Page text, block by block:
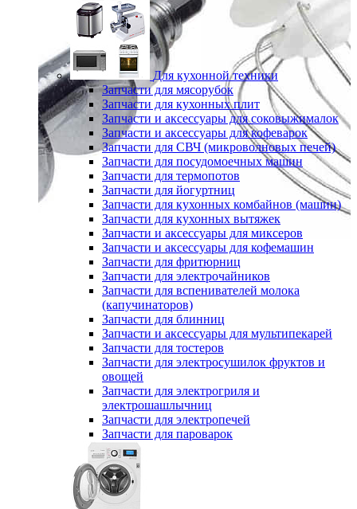
Для кухонной техники
Запчасти для мясорубок
Запчасти для кухонных плит
Запчасти и аксессуары для соковыжималок
Запчасти и аксессуары для кофеварок
Запчасти для СВЧ (микроволновых печей)
Запчасти для посудомоечных машин
Запчасти для термопотов
Запчасти для йогуртниц
Запчасти для кухонных комбайнов (машин)
Запчасти для кухонных вытяжек
Запчасти и аксессуары для миксеров
Запчасти и аксессуары для кофемашин
Запчасти для фритюрниц
Запчасти для электрочайников
Запчасти для вспенивателей молока
(капучинаторов)
Запчасти для блинниц
Запчасти и аксессуары для мультипекарей
Запчасти для тостеров
Запчасти для электросушилок фруктов и
овощей
Запчасти для электрогриля и
электрошашлычниц
Запчасти для электропечей
Запчасти для пароварок